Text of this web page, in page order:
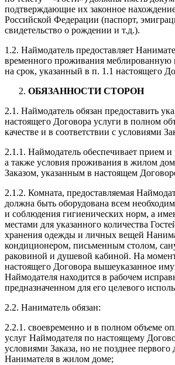
подтверждающие их законное
Российской Федерации (паспорт,
свидетельство о рождении и т.д.).
1.2. Наймодатель предоставляет
временного проживания меблированную
на срок, указанный в п. 1.1 настоящего
ОБЯЗАННОСТИ СТОРОН
2.1. Наймодатель обязан предоставить
настоящего Договора услуги в полном
качестве и в соответствии с условиями
2.1.1. Наймодатель обеспечивает прием и
а также условия проживания в жилом
Заказом, указанным в настоящем
2.1.2. Комната, предоставляемая
должна быть оборудована всем
и соблюдения гигиенических норм, а
местами для указанного количества
хранения одежды и личных вещей
кондиционером, письменным столом,
раковиной и душевой кабиной. На
настоящего Договора вышеуказанное
Наймодателя находится в рабочем
предназначенном для его целевого
2.2. Наниматель обязан:
2.2.1. своевременно и в полном объеме
услуг Наймодателя по настоящему
условиями Заказа, но не позднее
Нанимателя в жилом доме;